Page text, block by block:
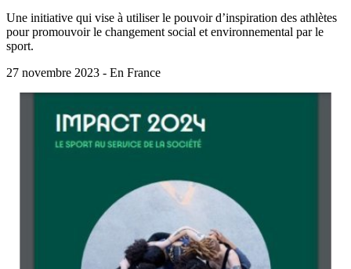
Une initiative qui vise à utiliser le pouvoir d’inspiration des athlètes
pour promouvoir le changement social et environnemental par le
sport.
27 novembre 2023 - En France